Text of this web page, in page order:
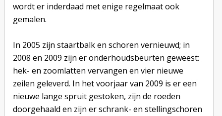
wordt er inderdaad met enige regelmaat ook
gemalen.
In 2005 zijn staartbalk en schoren vernieuwd; in
2008 en 2009 zijn er onderhoudsbeurten geweest:
hek- en zoomlatten vervangen en vier nieuwe
zeilen geleverd. In het voorjaar van 2009 is er een
nieuwe lange spruit gestoken, zijn de roeden
doorgehaald en zijn er schrank- en stellingschoren